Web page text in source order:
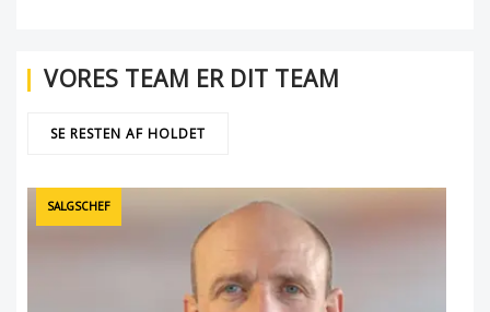
VORES TEAM ER DIT TEAM
SE RESTEN AF HOLDET
SALGSCHEF